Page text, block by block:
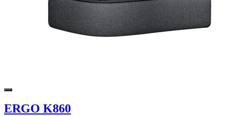
ERGO K860